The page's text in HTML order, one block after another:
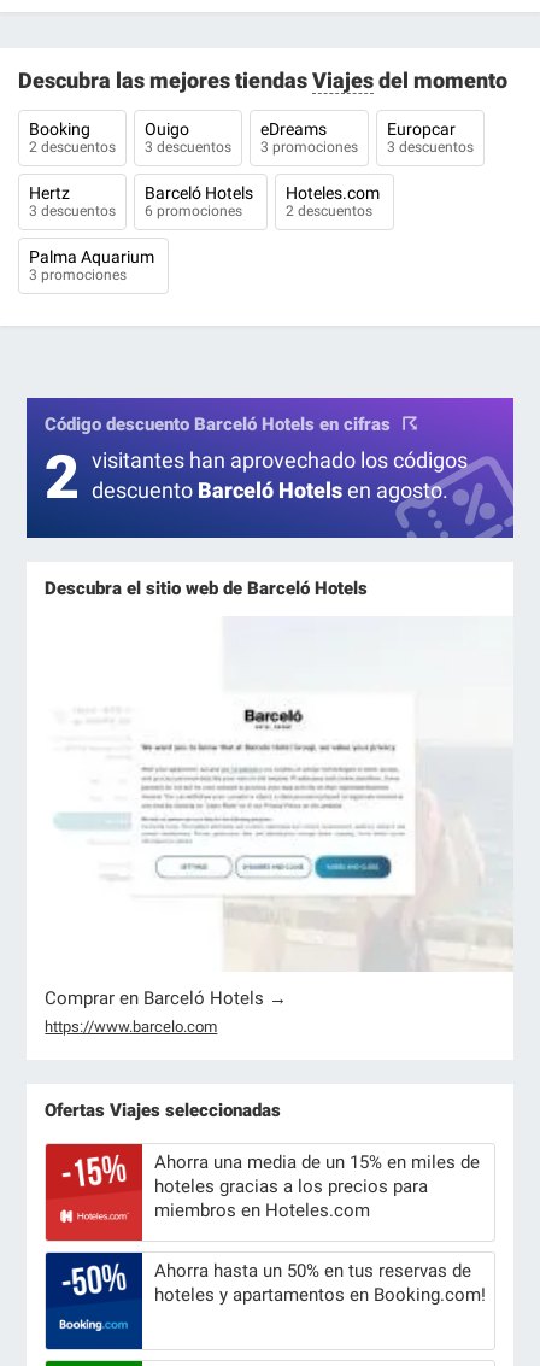
Descubra las mejores tiendasViajesdel momento
Booking
2 descuentos
Ouigo
3 descuentos
eDreams
3 promociones
Europcar
3 descuentos
Hertz
3 descuentos
Barceló Hotels
6 promociones
Hoteles.com
2 descuentos
Palma Aquarium
3 promociones
Código descuento Barceló Hotels en cifras
2 visitantes han aprovechado los códigos
descuento Barceló Hotelsen agosto.
Descubra el sitio web de Barceló Hotels
Comprar en Barceló Hotels →
https://www.barcelo.com
Ofertas Viajes seleccionadas
Ahorra una media de un 15% en miles de
hoteles gracias a los precios para
miembros en Hoteles.com
Ahorra hasta un 50% en tus reservas de
hoteles y apartamentos en Booking.com!